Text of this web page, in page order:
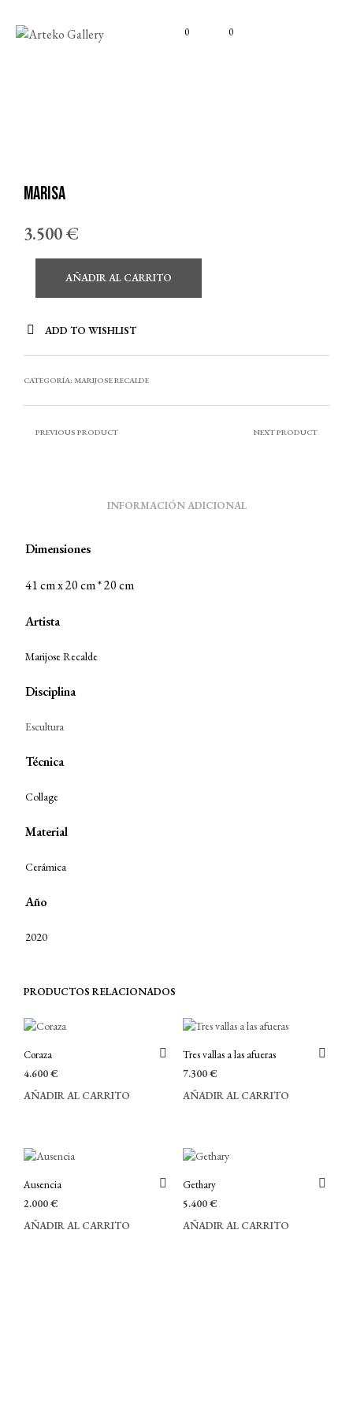
0 0
Marisa
3.500€
AÑADIR AL CARRITO
ADD TO WISHLIST
CATEGORÍA: MARIJOSE RECALDE
PREVIOUS PRODUCT NEXT PRODUCT
INFORMACIÓN ADICIONAL
Dimensiones
41 cm x 20 cm * 20 cm
Artista
Marijose Recalde
Disciplina
Escultura
Técnica
Collage
Material
Cerámica
Año
2020
PRODUCTOS RELACIONADOS
Coraza
4.600€
AÑADIR AL CARRITO
Tres vallas a las afueras
7.300€
AÑADIR AL CARRITO
Ausencia
2.000€
AÑADIR AL CARRITO
Gethary
5.400€
AÑADIR AL CARRITO